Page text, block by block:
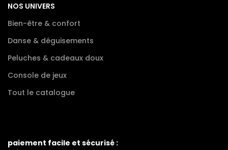
NOS UNIVERS
Bien-être & confort
Danse & déguisements
Peluches & cadeaux doux
Console de jeux
Tout le catalogue
paiement facile et sécurisé :